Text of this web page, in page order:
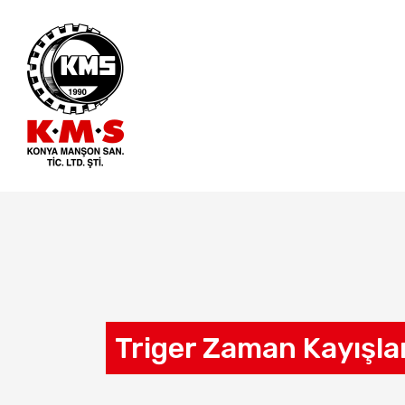
Triger Zaman